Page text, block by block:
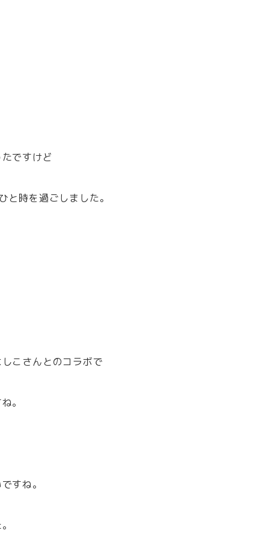
ですけど
時を過ごしました。
こさんとのコラボで
。
すね。